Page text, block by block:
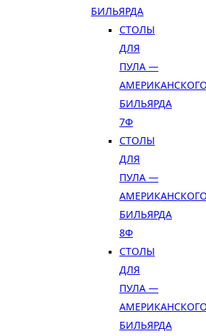
БИЛЬЯРДА
СТОЛЫ
ДЛЯ
ПУЛА —
АМЕРИКАНСКОГО
БИЛЬЯРДА
7Ф
СТОЛЫ
ДЛЯ
ПУЛА —
АМЕРИКАНСКОГО
БИЛЬЯРДА
8Ф
СТОЛЫ
ДЛЯ
ПУЛА —
АМЕРИКАНСКОГО
БИЛЬЯРДА